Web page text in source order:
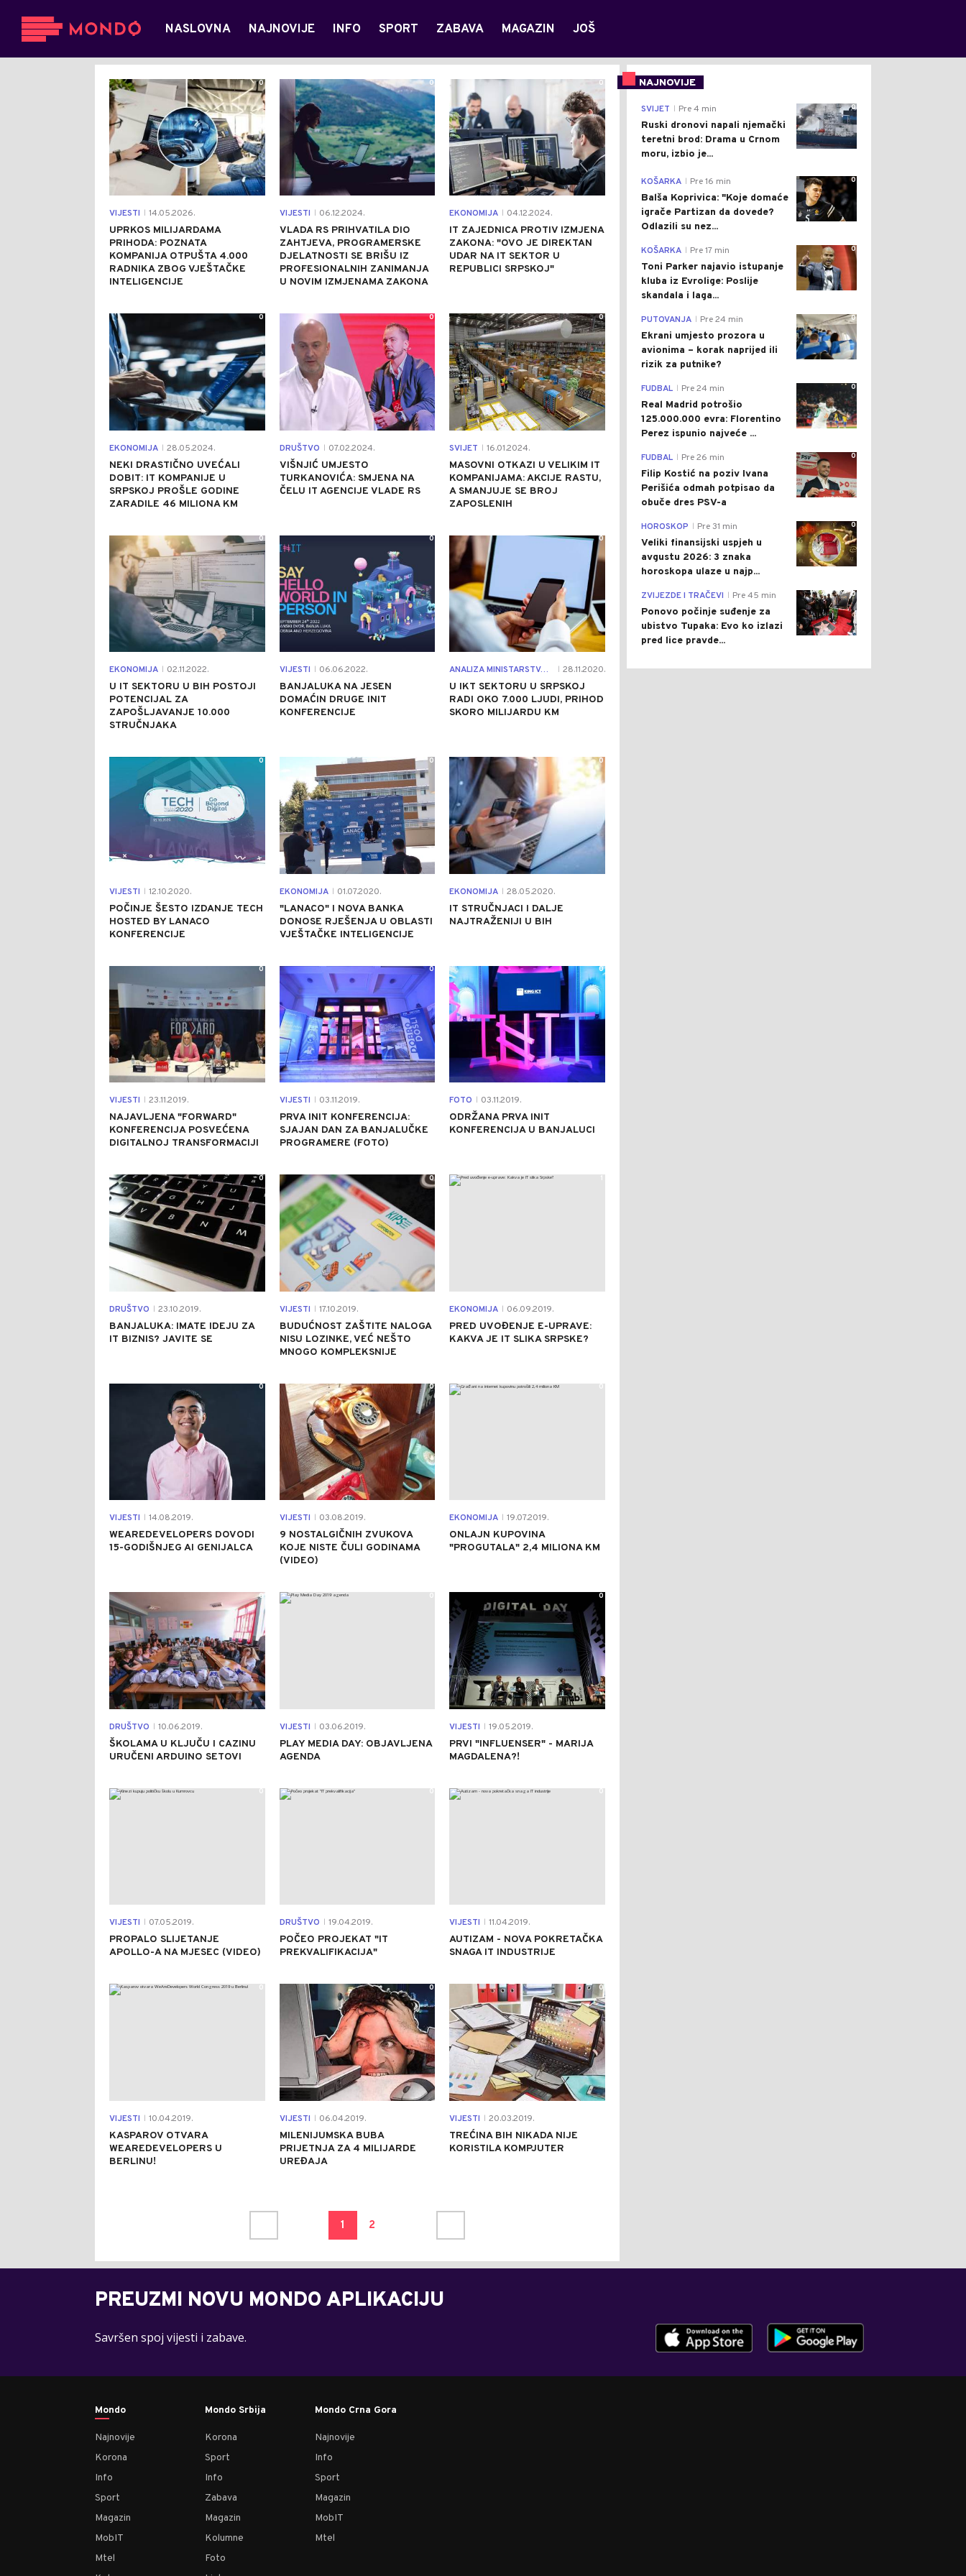
NASLOVNA NAJNOVIJE INFO SPORT ZABAVA MAGAZIN JOŠ
VIJESTI 14.05.2026.
UPRKOS MILIJARDAMA
PRIHODA: POZNATA
KOMPANIJA OTPUŠTA 4.000
RADNIKA ZBOG VJEŠTAČKE
INTELIGENCIJE
0
VIJESTI 06.12.2024.
VLADA RS PRIHVATILA DIO
ZAHTJEVA, PROGRAMERSKE
DJELATNOSTI SE BRIŠU IZ
PROFESIONALNIH ZANIMANJA
U NOVIM IZMJENAMA ZAKONA
0
EKONOMIJA 04.12.2024.
IT ZAJEDNICA PROTIV IZMJENA
ZAKONA: "OVO JE DIREKTAN
UDAR NA IT SEKTOR U
REPUBLICI SRPSKOJ"
0
EKONOMIJA 28.05.2024.
NEKI DRASTIČNO UVEĆALI
DOBIT: IT KOMPANIJE U
SRPSKOJ PROŠLE GODINE
ZARADILE 46 MILIONA KM
0
DRUŠTVO 07.02.2024.
VIŠNJIĆ UMJESTO
TURKANOVIĆA: SMJENA NA
ČELU IT AGENCIJE VLADE RS
0
SVIJET 16.01.2024.
MASOVNI OTKAZI U VELIKIM IT
KOMPANIJAMA: AKCIJE RASTU,
A SMANJUJE SE BROJ
ZAPOSLENIH
0
EKONOMIJA 02.11.2022.
U IT SEKTORU U BIH POSTOJI
POTENCIJAL ZA
ZAPOŠLJAVANJE 10.000
STRUČNJAKA
0
VIJESTI 06.06.2022.
BANJALUKA NA JESEN
DOMAĆIN DRUGE INIT
KONFERENCIJE
0
ANALIZA MINISTARSTVA I INOVACIONOG CENTRA 28.11.2020.
U IKT SEKTORU U SRPSKOJ
RADI OKO 7.000 LJUDI, PRIHOD
SKORO MILIJARDU KM
0
VIJESTI 12.10.2020.
POČINJE ŠESTO IZDANJE TECH
HOSTED BY LANACO
KONFERENCIJE
0
EKONOMIJA 01.07.2020.
"LANACO" I NOVA BANKA
DONOSE RJEŠENJA U OBLASTI
VJEŠTAČKE INTELIGENCIJE
0
EKONOMIJA 28.05.2020.
IT STRUČNJACI I DALJE
NAJTRAŽENIJI U BIH
0
VIJESTI 23.11.2019.
NAJAVLJENA "FORWARD"
KONFERENCIJA POSVEĆENA
DIGITALNOJ TRANSFORMACIJI
0
VIJESTI 03.11.2019.
PRVA INIT KONFERENCIJA:
SJAJAN DAN ZA BANJALUČKE
PROGRAMERE (FOTO)
0
FOTO 03.11.2019.
ODRŽANA PRVA INIT
KONFERENCIJA U BANJALUCI
0
DRUŠTVO 23.10.2019.
BANJALUKA: IMATE IDEJU ZA
IT BIZNIS? JAVITE SE
0
VIJESTI 17.10.2019.
BUDUĆNOST ZAŠTITE NALOGA
NISU LOZINKE, VEĆ NEŠTO
MNOGO KOMPLEKSNIJE
0
EKONOMIJA 06.09.2019.
PRED UVOĐENJE E-UPRAVE:
KAKVA JE IT SLIKA SRPSKE?
1
VIJESTI 14.08.2019.
WEAREDEVELOPERS DOVODI
15-GODIŠNJEG AI GENIJALCA
0
VIJESTI 03.08.2019.
9 NOSTALGIČNIH ZVUKOVA
KOJE NISTE ČULI GODINAMA
(VIDEO)
0
EKONOMIJA 19.07.2019.
ONLAJN KUPOVINA
"PROGUTALA" 2,4 MILIONA KM
0
DRUŠTVO 10.06.2019.
ŠKOLAMA U KLJUČU I CAZINU
URUČENI ARDUINO SETOVI
0
VIJESTI 03.06.2019.
PLAY MEDIA DAY: OBJAVLJENA
AGENDA
0
VIJESTI 19.05.2019.
PRVI "INFLUENSER" - MARIJA
MAGDALENA?!
0
VIJESTI 07.05.2019.
PROPALO SLIJETANJE
APOLLO-A NA MJESEC (VIDEO)
0
DRUŠTVO 19.04.2019.
POČEO PROJEKAT "IT
PREKVALIFIKACIJA"
0
VIJESTI 11.04.2019.
AUTIZAM - NOVA POKRETAČKA
SNAGA IT INDUSTRIJE
0
VIJESTI 10.04.2019.
KASPAROV OTVARA
WEAREDEVELOPERS U
BERLINU!
0
VIJESTI 06.04.2019.
MILENIJUMSKA BUBA
PRIJETNJA ZA 4 MILIJARDE
UREĐAJA
0
VIJESTI 20.03.2019.
TREĆINA BIH NIKADA NIJE
KORISTILA KOMPJUTER
0
1 2
NAJNOVIJE
0
SVIJET Pre 4 min
Ruski dronovi napali njemački
teretni brod: Drama u Crnom
moru, izbio je...
0
KOŠARKA Pre 16 min
Balša Koprivica: "Koje domaće
igrače Partizan da dovede?
Odlazili su nez...
0
KOŠARKA Pre 17 min
Toni Parker najavio istupanje
kluba iz Evrolige: Poslije
skandala i laga...
0
PUTOVANJA Pre 24 min
Ekrani umjesto prozora u
avionima – korak naprijed ili
rizik za putnike?
0
FUDBAL Pre 24 min
Real Madrid potrošio
125.000.000 evra: Florentino
Perez ispunio najveće ...
0
FUDBAL Pre 26 min
Filip Kostić na poziv Ivana
Perišića odmah potpisao da
obuče dres PSV-a
0
HOROSKOP Pre 31 min
Veliki finansijski uspjeh u
avgustu 2026: 3 znaka
horoskopa ulaze u najp...
0
ZVIJEZDE I TRAČEVI Pre 45 min
Ponovo počinje suđenje za
ubistvo Tupaka: Evo ko izlazi
pred lice pravde...
PREUZMI NOVU MONDO APLIKACIJU
Savršen spoj vijesti i zabave.
Mondo
Najnovije
Korona
Info
Sport
Magazin
MobIT
Mtel
Mondo Srbija
Korona
Sport
Info
Zabava
Magazin
Kolumne
Foto
Mondo Crna Gora
Najnovije
Info
Sport
Magazin
MobIT
Mtel